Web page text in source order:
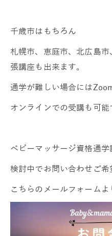
千歳市はもちろん
札幌市、恵庭市、北広島
張講座も出来ます。
通学が難しい場合には
オンラインでの受講も可能
ベビーマッサージ資格通学
検討中でお問い合わせご希
こちらのメールフォームよ